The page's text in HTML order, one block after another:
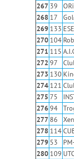
267 39
268 17
269 133
270 104
271 115
272 97
273 130
274 121
275 75
27694
277 86
278 114
279 53
280 109